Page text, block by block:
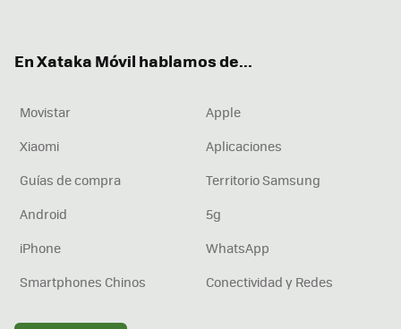
En Xataka Móvil hablamos de...
Movistar
Apple
Xiaomi
Aplicaciones
Guías de compra
Territorio Samsung
Android
5g
iPhone
WhatsApp
Smartphones Chinos
Conectividad y Redes